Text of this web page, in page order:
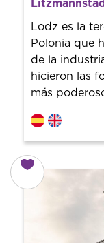
¡Reserva con
guías de la
Lodz es la
Polonia que
de la
hicieron las
más